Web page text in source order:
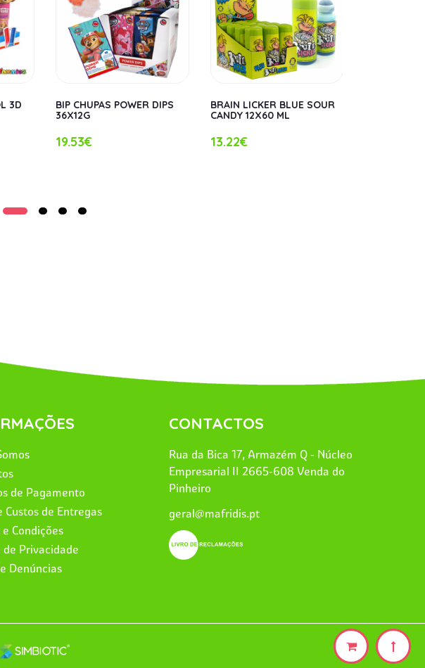
3D
BIP CHUPAS POWER DIPS
36X12G
19.53€
BRAIN LICKER BLUE SOUR
CANDY 12X60 ML
13.22€
de Pagamento
Custos de Entregas
Condições
de Privacidade
Denúncias
CONTACTOS
Rua da Bica 17, Armazém Q - Núcleo
Empresarial II 2665-608 Venda do
Pinheiro
geral@mafridis.pt